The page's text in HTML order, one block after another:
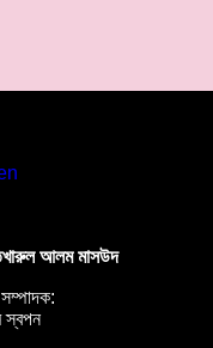
আলম মাসউদ
সম্পাদক:
স্বপন